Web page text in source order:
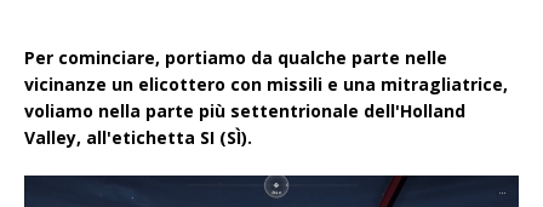
Per cominciare, portiamo da qualche parte nelle
vicinanze un elicottero con missili e una mitragliatrice,
voliamo nella parte più settentrionale dell'Holland
Valley, all'etichetta SI (SÌ).